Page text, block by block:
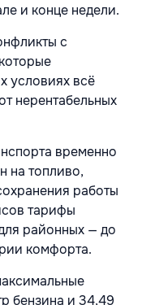
и конце недели.
с
условиях всё
нерентабельных
временно
на топливо,
работы
тарифы
районных — до
комфорта.
бензина и 34,49